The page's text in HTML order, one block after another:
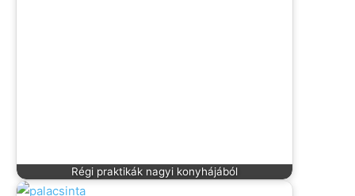
Régi praktikák nagyi konyhájából